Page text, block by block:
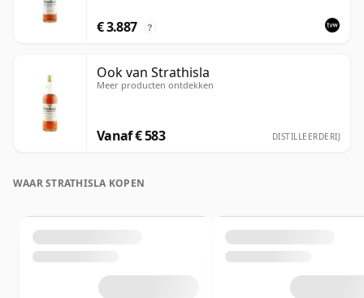
€ 3.887 ?
Ook van Strathisla
Meer producten ontdekken
Vanaf € 583 DISTILLEERDERIJ
WAAR STRATHISLA KOPEN